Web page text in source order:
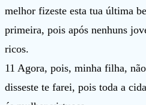
melhor fizeste esta tua última
primeira, pois após nenhuns
ricos.
11 Agora, pois, minha filha,
disseste te farei, pois toda a